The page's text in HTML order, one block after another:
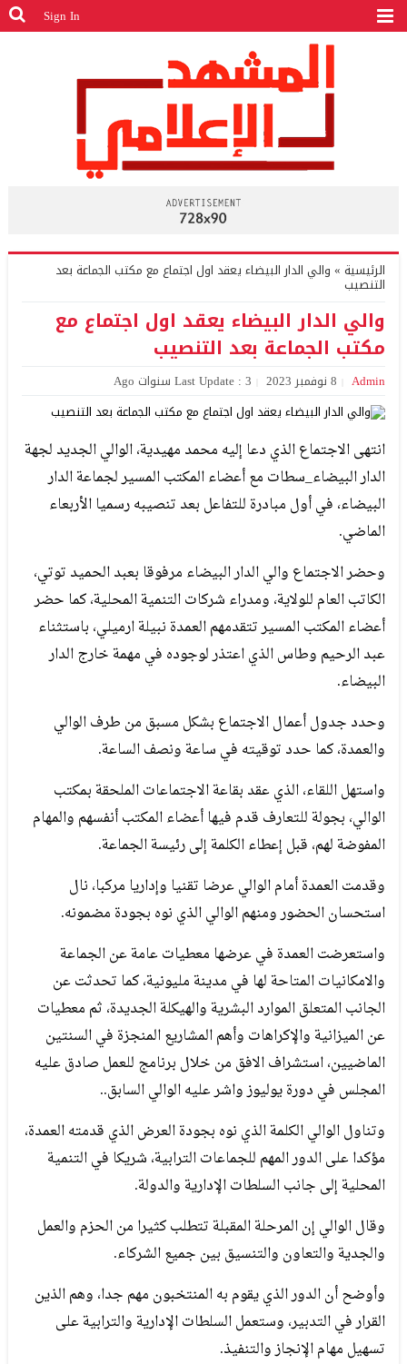
Sign In
الرئيسية » والي الدار البيضاء يعقد اول اجتماع مع مكتب الجماعة بعد
التنصيب
والي الدار البيضاء يعقد اول اجتماع مع
مكتب الجماعة بعد التنصيب
Admin 8 نوفمبر 2023 Last Update : 3 سنوات Ago
انتهى الاجتماع الذي دعا إليه محمد مهيدية، الوالي الجديد لجهة
الدار البيضاء_سطات مع أعضاء المكتب المسير لجماعة الدار
البيضاء، في أول مبادرة للتفاعل بعد تنصيبه رسميا الأربعاء
الماضي.
وحضر الاجتماع والي الدار البيضاء مرفوقا بعبد الحميد توتي،
الكاتب العام للولاية، ومدراء شركات التنمية المحلية، كما حضر
أعضاء المكتب المسير تتقدمهم العمدة نبيلة ارميلي، باستثناء
عبد الرحيم وطاس الذي اعتذر لوجوده في مهمة خارج الدار
البيضاء.
وحدد جدول أعمال الاجتماع بشكل مسبق من طرف الوالي
والعمدة، كما حدد توقيته في ساعة ونصف الساعة.
واستهل اللقاء، الذي عقد بقاعة الاجتماعات الملحقة بمكتب
الوالي، بجولة للتعارف قدم فيها أعضاء المكتب أنفسهم والمهام
المفوضة لهم، قبل إعطاء الكلمة إلى رئيسة الجماعة.
وقدمت العمدة أمام الوالي عرضا تقنيا وإداريا مركبا، نال
استحسان الحضور ومنهم الوالي الذي نوه بجودة مضمونه.
واستعرضت العمدة في عرضها معطيات عامة عن الجماعة
والامكانيات المتاحة لها في مدينة مليونية، كما تحدثت عن
الجانب المتعلق الموارد البشرية والهيكلة الجديدة، ثم معطيات
عن الميزانية والإكراهات وأهم المشاريع المنجزة في السنتين
الماضيين، استشراف الافق من خلال برنامج للعمل صادق عليه
المجلس في دورة يوليوز واشر عليه الوالي السابق..
وتناول الوالي الكلمة الذي نوه بجودة العرض الذي قدمته العمدة،
مؤكدا على الدور المهم للجماعات الترابية، شريكا في التنمية
المحلية إلى جانب السلطات الإدارية والدولة.
وقال الوالي إن المرحلة المقبلة تتطلب كثيرا من الحزم والعمل
والجدية والتعاون والتنسيق بين جميع الشركاء.
وأوضح أن الدور الذي يقوم به المنتخبون مهم جدا، وهم الذين
القرار في التدبير، وستعمل السلطات الإدارية والترابية على
تسهيل مهام الإنجاز والتنفيذ.